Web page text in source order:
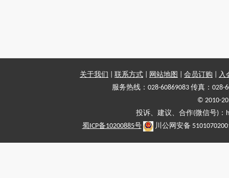
关于我们 联系方式 网站地图 会员订购
入
服务热线：028-60869083 传真：028-
© 2010-
投诉、建议、合作(微信号)
蜀ICP备10200885号
川公网安备